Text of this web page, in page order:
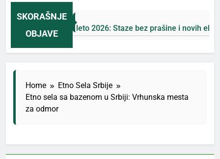
SKORAŠNJE
OBJAVE
Jahorina leto 2026: Staze bez prašine i novih eko-taksi
Home
Etno Sela Srbije
Etno sela sa bazenom u Srbiji: Vrhunska mesta
za odmor